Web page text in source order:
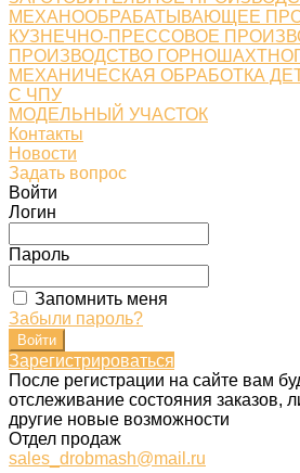
МЕХАНООБРАБАТЫВАЮЩЕЕ
КУЗНЕЧНО-ПРЕССОВОЕ
ПРОИЗВОДСТВО
МЕХАНИЧЕСКАЯ ОБРАБОТКА
С ЧПУ
МОДЕЛЬНЫЙ УЧАСТОК
Контакты
Новости
Задать вопрос
Войти
Логин
Пароль
Запомнить меня
Забыли пароль?
Зарегистрироваться
После регистрации на сайте вам
отслеживание состояния заказов,
другие новые возможности
Отдел продаж
sales_drobmash@mail.ru